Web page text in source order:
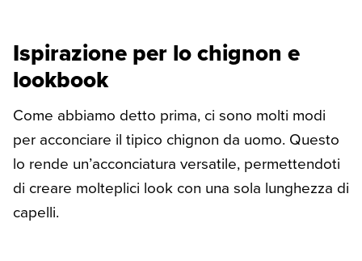
Ispirazione per lo chignon e
lookbook
Come abbiamo detto prima, ci sono molti modi
per acconciare il tipico chignon da uomo. Questo
lo rende un’acconciatura versatile, permettendoti
di creare molteplici look con una sola lunghezza di
capelli.